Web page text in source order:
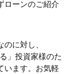
ローンのご紹介
に対し、
」投資家様のた
います。お気軽